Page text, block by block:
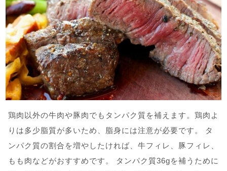
鶏肉以外の牛肉や豚肉でもタンパク質を補えます。鶏肉よ
りは多少脂質が多いため、脂身には注意が必要です。 タ
ンパク質の割合を増やしたければ、牛フィレ、豚フィレ、
もも肉などがおすすめです。 タンパク質36gを補うために